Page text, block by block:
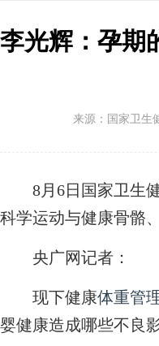
李光辉：孕期
来源：国家卫
8月6日国家卫生健
科学运动与健康骨骼
央广网记者：
现下健康体重管
婴健康造成哪些不良